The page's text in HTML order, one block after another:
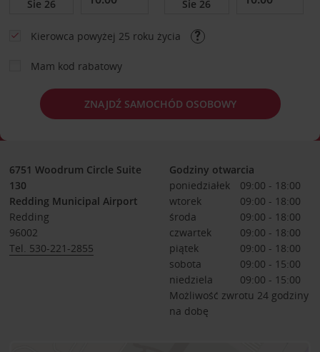
Kierowca powyżej 25 roku życia
Mam kod rabatowy
ZNAJDŹ SAMOCHÓD OSOBOWY
6751 Woodrum Circle Suite
130
Redding Municipal Airport
Redding
96002
Tel. 530-221-2855
Godziny otwarcia
poniedziałek
09:00 - 18:00
wtorek
09:00 - 18:00
środa
09:00 - 18:00
czwartek
09:00 - 18:00
piątek
09:00 - 18:00
sobota
09:00 - 15:00
niedziela
09:00 - 15:00
Możliwość zwrotu 24 godziny
na dobę